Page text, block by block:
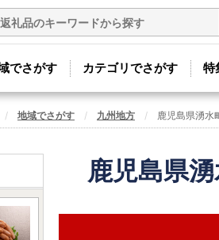
でさがす カテゴリでさがす 特
地域でさがす 九州地方 鹿児島県湧水
鹿児島県